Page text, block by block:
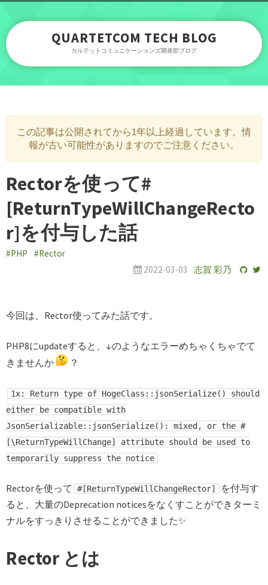
QUARTETCOM TECH BLOG
カルテットコミュニケーションズ開発部ブログ
この記事は公開されてから1年以上経過しています。情
報が古い可能性がありますのでご注意ください。
Rectorを使って#
[ReturnTypeWillChangeRecto
r]を付与した話
#PHP
#Rector
2022-03-03
志賀 彩乃
今回は、Rector使ってみた話です。
PHP8にupdateすると、↓のようなエラーめちゃくちゃでて
きませんか
？
1x: Return type of HogeClass::jsonSerialize() should
either be compatible with
JsonSerializable::jsonSerialize(): mixed, or the #
[\ReturnTypeWillChange] attribute should be used to
temporarily suppress the notice
Rectorを使って #[ReturnTypeWillChangeRector]
を付与す
ると、大量のDeprecation noticesをなくすことができターミ
ナルをすっきりさせることができました✨
Rector とは